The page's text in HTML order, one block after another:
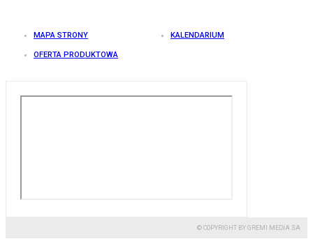
MAPA STRONY KALENDARIUM
OFERTA PRODUKTOWA
© COPYRIGHT BY GREMI MEDIA SA